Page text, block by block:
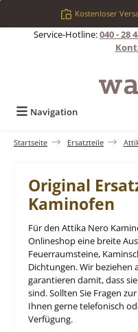
Zum Hauptinhalt springen
Kostenloser
Service-Hotline:040 - 28
Navigation
Startseite Ersatzteile
Original
Kaminofen
Für den Attika Nero
Onlineshop eine breite
Feuerraumsteine,
Dichtungen. Wir beziehen
garantieren damit, dass sie
sind. Sollten Sie Fragen
Ihnen gerne telefonisch
Verfügung.